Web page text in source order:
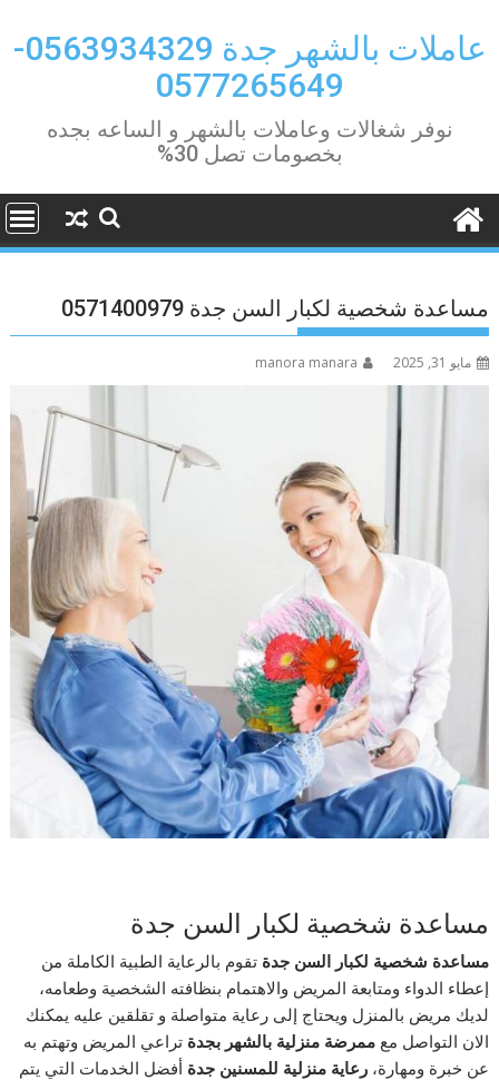
content
عاملات بالشهر جدة 0563934329-
0577265649
نوفر شغالات وعاملات بالشهر و الساعه بجده
بخصومات تصل 30%
مساعدة شخصية لكبار السن جدة 0571400979
مايو 31, 2025 manora manara
مساعدة شخصية لكبار السن جدة
مساعدة شخصية لكبار السن جدةتقوم بالرعاية الطبية الكاملة من
إعطاء الدواء ومتابعة المريض والاهتمام بنظافته الشخصية وطعامه،
لديك مريض بالمنزل ويحتاج إلى رعاية متواصلة و تقلقين عليه يمكنك
الان التواصل معممرضة منزلية بالشهر بجدةتراعي المريض وتهتم به
عن خبرة ومهارة،رعاية منزلية للمسنين جدةأفضل الخدمات التي يتم